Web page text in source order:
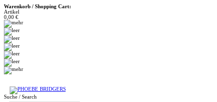
Warenkorb / Shopping Cart:
Artikel
0,00 €
Suche / Search